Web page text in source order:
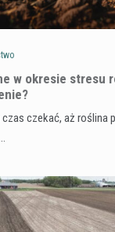
w okresie stresu
czekać, aż roślina